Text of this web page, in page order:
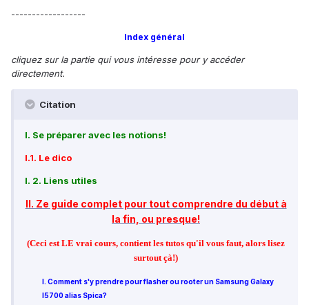
------------------
Index général
cliquez sur la partie qui vous intéresse pour y accéder
directement.
Citation
I. Se préparer avec les notions!
I.1. Le dico
I. 2. Liens utiles
II. Ze guide complet pour tout comprendre du début à
la fin, ou presque!
(Ceci est LE vrai cours, contient les tutos qu'il vous faut, alors lisez
surtout çà!)
I. Comment s'y prendre pour flasher ou rooter un Samsung Galaxy
I5700 alias Spica?